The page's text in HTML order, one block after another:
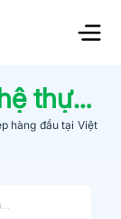
phẩm
hàng đầu tại Việt